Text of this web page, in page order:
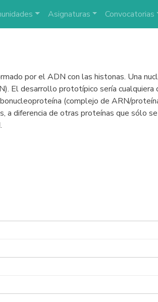
Asignaturas Convocatorias
por el ADN con las histonas. Una
El desarrollo prototípico sería cualquiera
(complejo de ARN/
diferencia de otras proteínas que sólo